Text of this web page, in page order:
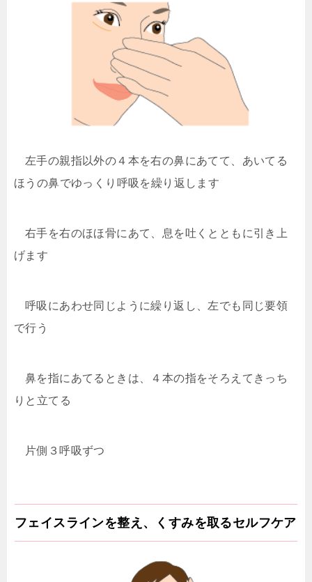
左手の親指以外の４本を右の鼻にあてて、あいてる
ほうの鼻でゆっくり呼吸を繰り返します
右手を右のほほ骨にあて、息を吐くとともに引き上
げます
呼吸にあわせ同じように繰り返し、左でも同じ要領
で行う
鼻を指にあてるときは、４本の指をそろえてきっち
りと立てる
片側３呼吸ずつ
フェイスラインを整え、くすみを取るセルフケア